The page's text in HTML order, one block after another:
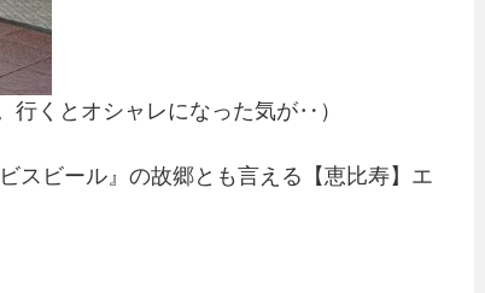
行くとオシャレになった気が‥ ）
スビール』の故郷とも言える【恵比寿】エ